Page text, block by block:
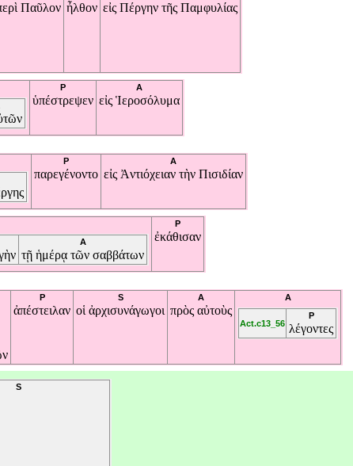
Παῦλον ἦλθον εἰς Πέργην τῆς Παμφυλίας
P
ὑπέστρεψεν
A
εἰς Ἱεροσόλυμα
P
παρεγένοντο
A
εἰς Ἀντιόχειαν τὴν Πισιδίαν
A
τῇ ἡμέρᾳ τῶν σαββάτων
P
ἐκάθισαν
P
ἀπέστειλαν
S
οἱ ἀρχισυνάγωγοι
A
πρὸς αὐτοὺς
A
Act.c13_56
P
λέγοντες
S